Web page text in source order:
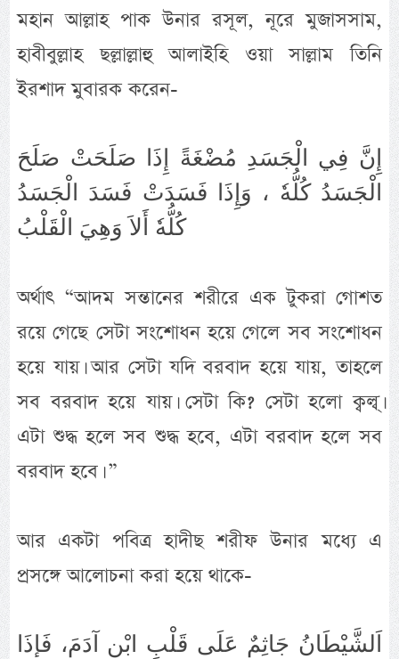
মহান আল্লাহ পাক উনার রসূল, নূরে মুজাসসাম,
হাবীবুল্লাহ ছল্লাল্লাহু আলাইহি ওয়া সাল্লাম তিনি
ইরশাদ মুবারক করেন-
إِنَّ فِي الْجَسَدِ مُضْغَةً إِذَا صَلَحَتْ صَلَحَ
الْجَسَدُ كُلُّهٗ ، وَإِذَا فَسَدَتْ فَسَدَ الْجَسَدُ
كُلُّهٗ أَلاَ وَهِيَ الْقَلْبُ
অর্থাৎ “আদম সন্তানের শরীরে এক টুকরা গোশত
রয়ে গেছে সেটা সংশোধন হয়ে গেলে সব সংশোধন
হয়ে যায়। আর সেটা যদি বরবাদ হয়ে যায়, তাহলে
সব বরবাদ হয়ে যায়। সেটা কি? সেটা হলো ক্বল্ব্।
এটা শুদ্ধ হলে সব শুদ্ধ হবে, এটা বরবাদ হলে সব
বরবাদ হবে। ”
আর একটা পবিত্র হাদীছ শরীফ উনার মধ্যে এ
প্রসঙ্গে আলোচনা করা হয়ে থাকে-
اَلشَّيْطَانُ جَاثِمٌ عَلَى قَلْبِ ابْنِ آدَمَ، فَإِذَا